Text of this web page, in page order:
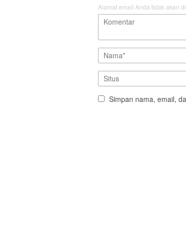
Alamat email Anda tidak akan
Simpan nama, email,